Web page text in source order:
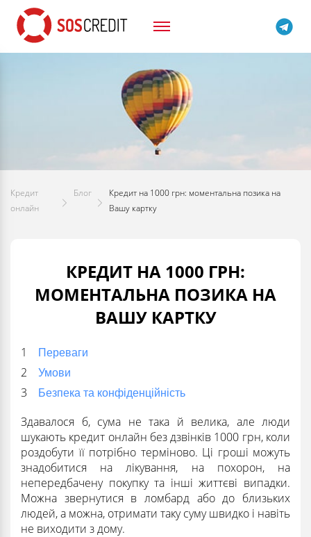
Кредит
онлайн
Блог
Кредит на 1000 грн: моментальна позика на
Вашу картку
КРЕДИТ НА 1000 ГРН:
МОМЕНТАЛЬНА ПОЗИКА НА
ВАШУ КАРТКУ
Переваги
Умови
Безпека та конфіденційність
Здавалося б, сума не така й велика, але люди
шукають кредит онлайн без дзвінків 1000 грн, коли
роздобути її потрібно терміново. Ці гроші можуть
знадобитися на лікування, на похорон, на
непередбачену покупку та інші життєві випадки.
Можна звернутися в ломбард або до близьких
людей, а можна, отримати таку суму швидко і навіть
не виходити з дому.